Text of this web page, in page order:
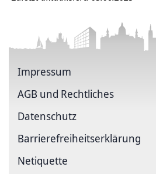
Impressum
AGB und Rechtliches
Datenschutz
Barriere­freiheits­erklärung
Netiquette